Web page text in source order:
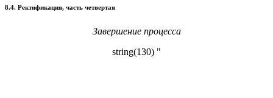
8.4. Ректификация, часть четвертая
Завершение процесса
string(130) "